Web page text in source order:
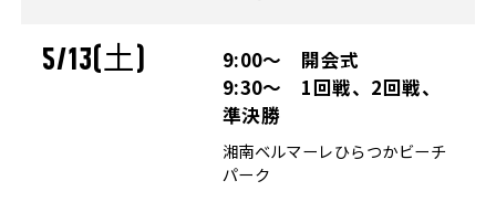
5/13(土)
9:00～ 開会式
9:30～ 1回戦、2回戦、
準決勝
湘南ベルマーレひらつかビーチ
パーク